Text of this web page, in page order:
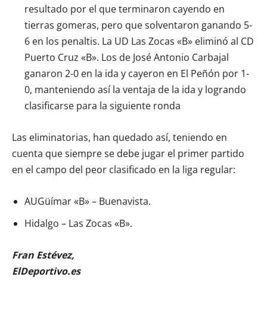
resultado por el que terminaron cayendo en
tierras gomeras, pero que solventaron ganando 5-
6 en los penaltis. La UD Las Zocas «B» eliminó al CD
Puerto Cruz «B». Los de José Antonio Carbajal
ganaron 2-0 en la ida y cayeron en El Peñón por 1-
0, manteniendo así la ventaja de la ida y logrando
clasificarse para la siguiente ronda
Las eliminatorias, han quedado así, teniendo en
cuenta que siempre se debe jugar el primer partido
en el campo del peor clasificado en la liga regular:
AUGüímar «B» – Buenavista.
Hidalgo – Las Zocas «B».
Fran Estévez,
ElDeportivo.es